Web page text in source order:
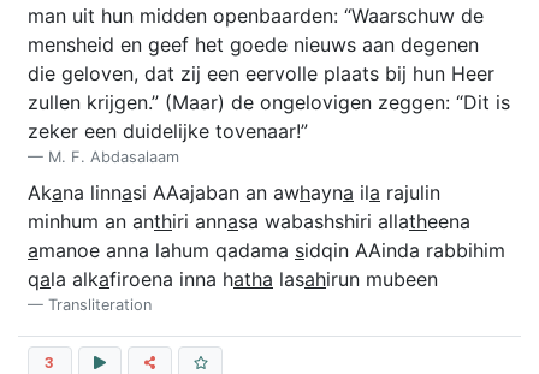
man uit hun midden openbaarden: “Waarschuw de
mensheid en geef het goede nieuws aan degenen
die geloven, dat zij een eervolle plaats bij hun Heer
zullen krijgen.” (Maar) de ongelovigen zeggen: “Dit is
zeker een duidelijke tovenaar!”
M. F. Abdasalaam
Akana linnasi AAajaban an awhayna ila rajulin
minhum an anthiri annasa wabashshiri allatheena
amanoe anna lahum qadama sidqin AAinda rabbihim
qala alkafiroena inna hatha lasahirun mubeen
Transliteration
3